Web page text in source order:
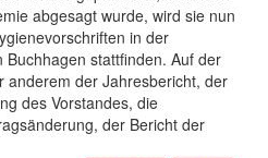
abgesagt wurde, wird sie nun
in der
Buchhagen stattfinden. Auf der
anderem der Jahresbericht, der
des Vorstandes, die
der Bericht der